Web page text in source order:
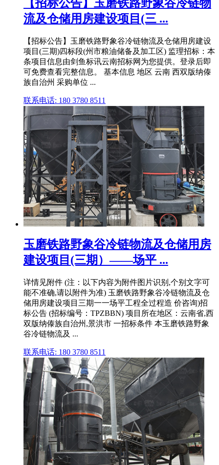
【招标公告】玉磨铁路野象谷冷链物
流及仓储用房建设项目(三 ...
【招标公告】玉磨铁路野象谷冷链物流及仓储用房建设
项目(三期)四标段(州市粮油储备及加工区) 监理招标：本
条项目信息由剑鱼标讯云南招标网为您提供。登录后即
可免费查看完整信息。 基本信息 地区 云南 西双版纳傣
族自治州 采购单位 ...
联系电话: 180 3780 8511
玉磨铁路野象谷冷链物流及仓储用房
建设项目(三期）——场平 ...
详情见附件 (注：以下内容为附件图片识别,个别文字可
能不准确,请以附件为准) 玉磨铁路野象谷冷链物流及仓
储用房建设项目三期一一场平工程全过程造 价咨询)招
标公告 (招标编号：TPZBBN) 项目所在地区：云南省,西
双版纳傣族自治州,景洪市 一招标条件 本玉磨铁路野象
谷冷链物流及 ...
联系电话: 180 3780 8511